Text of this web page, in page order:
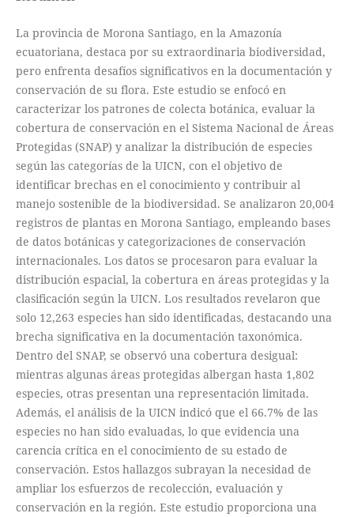
La provincia de Morona Santiago, en la Amazonía
ecuatoriana, destaca por su extraordinaria biodiversidad,
pero enfrenta desafíos significativos en la documentación y
conservación de su flora. Este estudio se enfocó en
caracterizar los patrones de colecta botánica, evaluar la
cobertura de conservación en el Sistema Nacional de Áreas
Protegidas (SNAP) y analizar la distribución de especies
según las categorías de la UICN, con el objetivo de
identificar brechas en el conocimiento y contribuir al
manejo sostenible de la biodiversidad. Se analizaron 20,004
registros de plantas en Morona Santiago, empleando bases
de datos botánicas y categorizaciones de conservación
internacionales. Los datos se procesaron para evaluar la
distribución espacial, la cobertura en áreas protegidas y la
clasificación según la UICN. Los resultados revelaron que
solo 12,263 especies han sido identificadas, destacando una
brecha significativa en la documentación taxonómica.
Dentro del SNAP, se observó una cobertura desigual:
mientras algunas áreas protegidas albergan hasta 1,802
especies, otras presentan una representación limitada.
Además, el análisis de la UICN indicó que el 66.7% de las
especies no han sido evaluadas, lo que evidencia una
carencia crítica en el conocimiento de su estado de
conservación. Estos hallazgos subrayan la necesidad de
ampliar los esfuerzos de recolección, evaluación y
conservación en la región. Este estudio proporciona una